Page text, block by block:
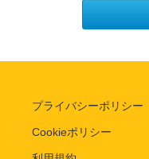
プライバシーポリシー
Cookieポリシー